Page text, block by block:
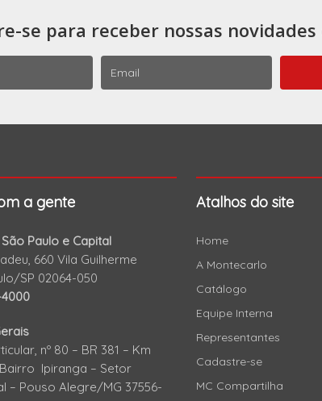
se para receber nossas novidades
a gente
Paulo e Capital
660 Vila Guilherme
SP 02064-050
4000
nº 80 – BR 381 – Km
Ipiranga – Setor
– Pouso Alegre/MG 37556-
Atalhos do site
Home
A Montecarlo
Catálogo
Equipe Interna
Representantes
Cadastre-se
MC Compartilha